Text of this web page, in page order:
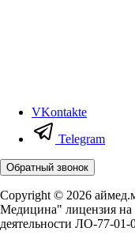
VKontakte
Telegram
Обратный звонок
Copyright © 2026
Медицина" лицензия на
деятельности ЛО-77-01-